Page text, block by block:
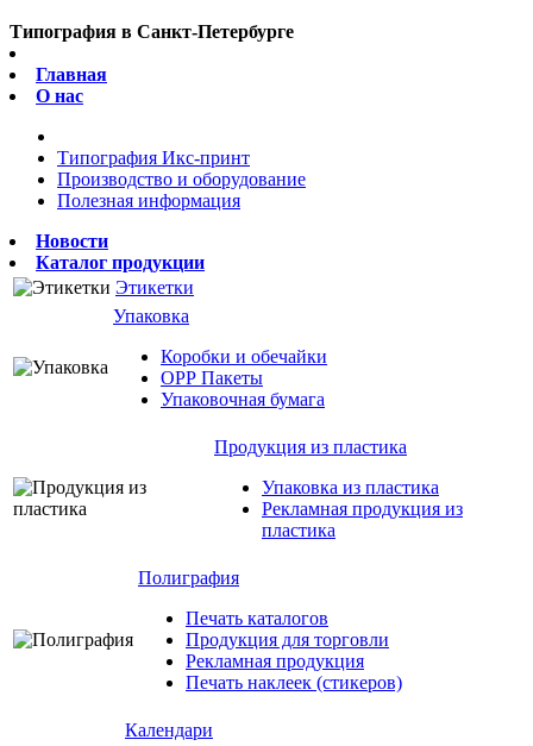
Типография в Санкт-Петербурге
Главная
О нас
Типография Икс-принт
Производство и оборудование
Полезная информация
Новости
Каталог продукции
Этикетки
Упаковка
Коробки и обечайки
ОРР Пакеты
Упаковочная бумага
Продукция из пластика
Упаковка из пластика
Рекламная продукция из
пластика
Полиграфия
Печать каталогов
Продукция для торговли
Рекламная продукция
Печать наклеек (стикеров)
Календари